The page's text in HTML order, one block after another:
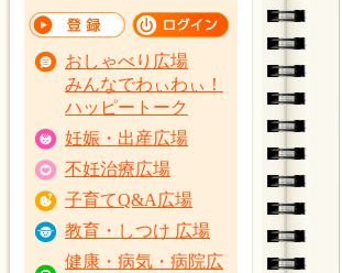
おしゃべり広場
みんなでわぃわぃ！
ハッピートーク
妊娠・出産広場
不妊治療広場
子育てQ&A広場
教育・しつけ 広場
健康・病気・病院広